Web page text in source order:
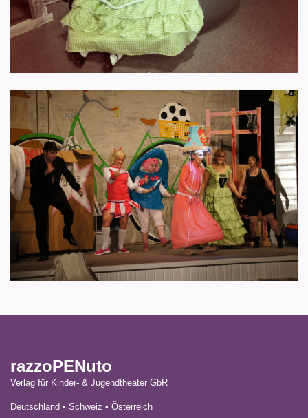
razzoPENuto
Verlag für Kinder- & Jugendtheater GbR
Deutschland • Schweiz • Österreich